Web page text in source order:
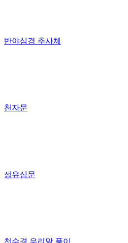
반야심경 추사체
천자문
성유심문
천수경 우리말 풀이